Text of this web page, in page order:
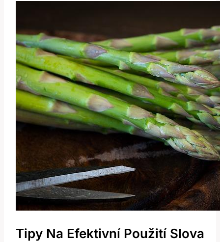
Tipy Na Efektivní Použití Slova